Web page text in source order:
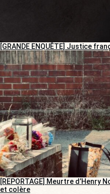
[GRANDE ENQUÊTE] Justice
[REPORTAGE] Meurtre d’Henry
et colère